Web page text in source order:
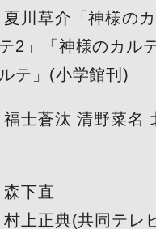
夏川草介「神様の
2」「神様のカル
テ」(小学館刊)
福士蒼汰 清野菜名
森下直
村上正典(共同テレ